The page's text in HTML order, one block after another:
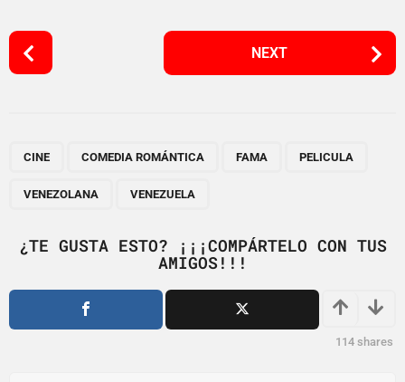
P
o
i
o
NEXT
CINE COMEDIA ROMÁNTICA FAMA PELICULA
VENEZOLANA VENEZUELA
¿TE GUSTA ESTO? ¡¡¡COMPÁRTELO CON TUS
AMIGOS!!!
114 shares